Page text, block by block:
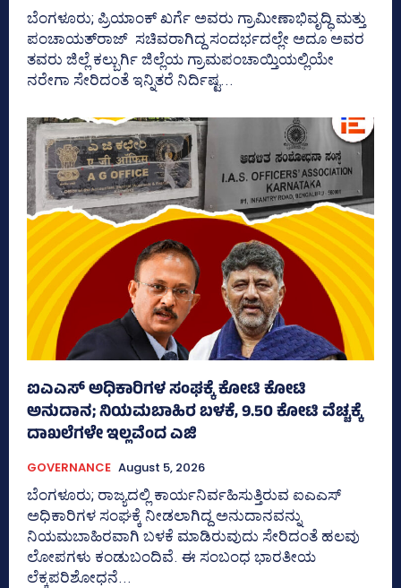
ಬೆಂಗಳೂರು; ಪ್ರಿಯಾಂಕ್‌ ಖರ್ಗೆ ಅವರು ಗ್ರಾಮೀಣಾಭಿವೃದ್ಧಿ ಮತ್ತು
ಪಂಚಾಯತ್‌ರಾಜ್‌ ಸಚಿವರಾಗಿದ್ದ ಸಂದರ್ಭದಲ್ಲೇ ಅದೂ ಅವರ
ತವರು ಜಿಲ್ಲೆ ಕಲ್ಬುರ್ಗಿ ಜಿಲ್ಲೆಯ ಗ್ರಾಮಪಂಚಾಯ್ತಿಯಲ್ಲಿಯೇ
ನರೇಗಾ ಸೇರಿದಂತೆ ಇನ್ನಿತರೆ ನಿರ್ದಿಷ್ಟ...
ಐಎಎಸ್‌ ಅಧಿಕಾರಿಗಳ ಸಂಘಕ್ಕೆ ಕೋಟಿ ಕೋಟಿ
ಅನುದಾನ; ನಿಯಮಬಾಹಿರ ಬಳಕೆ, 9.50 ಕೋಟಿ ವೆಚ್ಚಕ್ಕೆ
ದಾಖಲೆಗಳೇ ಇಲ್ಲವೆಂದ ಎಜಿ
GOVERNANCE August 5, 2026
ಬೆಂಗಳೂರು; ರಾಜ್ಯದಲ್ಲಿ ಕಾರ್ಯನಿರ್ವಹಿಸುತ್ತಿರುವ ಐಎಎಸ್‌
ಅಧಿಕಾರಿಗಳ ಸಂಘಕ್ಕೆ ನೀಡಲಾಗಿದ್ದ ಅನುದಾನವನ್ನು
ನಿಯಮಬಾಹಿರವಾಗಿ ಬಳಕೆ ಮಾಡಿರುವುದು ಸೇರಿದಂತೆ ಹಲವು
ಲೋಪಗಳು ಕಂಡುಬಂದಿವೆ. ಈ ಸಂಬಂಧ ಭಾರತೀಯ
ಲೆಕ್ಕಪರಿಶೋಧನೆ...